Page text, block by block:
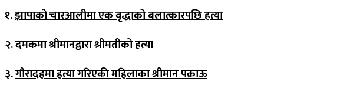
१.झापाको चारआलीमा एक वृद्धाको बलात्कारपछि हत्या
२.दमकमा श्रीमानद्वारा श्रीमतीको हत्या
३.गौरादहमा हत्या गरिएकी महिलाका श्रीमान पक्राऊ